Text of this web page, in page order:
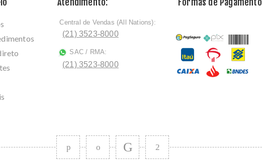
ﾠCentral de Vendas (All Nations):
(21) 3523-8000
SAC / RMA:
(21) 3523-8000